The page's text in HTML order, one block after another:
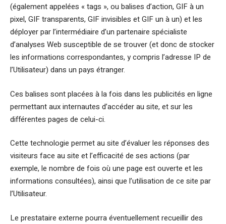
(également appelées « tags », ou balises d’action, GIF à un
pixel, GIF transparents, GIF invisibles et GIF un à un) et les
déployer par l’intermédiaire d’un partenaire spécialiste
d’analyses Web susceptible de se trouver (et donc de stocker
les informations correspondantes, y compris l’adresse IP de
l’Utilisateur) dans un pays étranger.
Ces balises sont placées à la fois dans les publicités en ligne
permettant aux internautes d’accéder au site, et sur les
différentes pages de celui-ci.
Cette technologie permet au site d’évaluer les réponses des
visiteurs face au site et l’efficacité de ses actions (par
exemple, le nombre de fois où une page est ouverte et les
informations consultées), ainsi que l’utilisation de ce site par
l’Utilisateur.
Le prestataire externe pourra éventuellement recueillir des